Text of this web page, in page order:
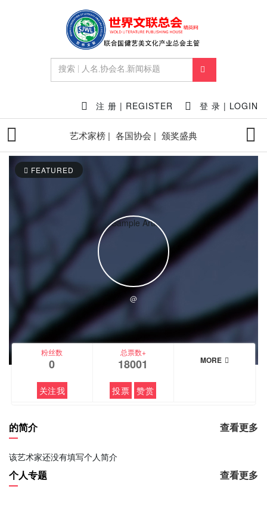
注 册 | REGISTER 登 录 | LOGIN
艺术家榜 | 各国协会 | 颁奖盛典
FEATURED
@
粉丝数
0
关注我
总票数+
18001
投票 赞赏
MORE
的简介 查看更多
该艺术家还没有填写个人简介
个人专题 查看更多